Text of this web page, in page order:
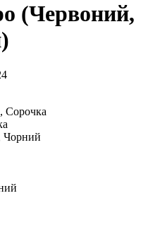
(Червоний,
Сорочка
Чорний